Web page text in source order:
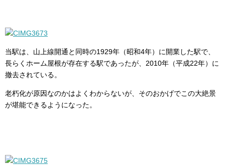
当駅は、山上線開通と同時の1929年（昭和4年）に開業した駅で、
長らくホーム屋根が存在する駅であったが、2010年（平成22年）に
撤去されている。
老朽化が原因なのかはよくわからないが、そのおかげでこの大絶景
が堪能できるようになった。